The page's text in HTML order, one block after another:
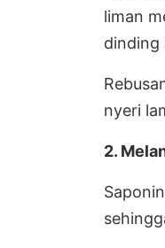
liman
dinding
nyeri
2.